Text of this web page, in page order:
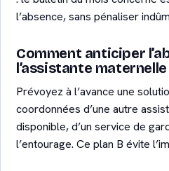
l’absence, sans pénaliser
Comment anticiper
l’assistante maternelle
Prévoyez à l’avance une
coordonnées d’une autre
disponible, d’un service de
l’entourage. Ce plan B évite